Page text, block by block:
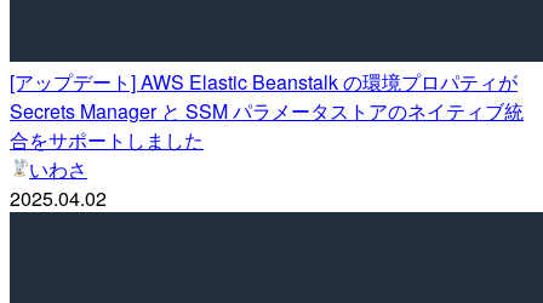
[アップデート] AWS Elastic Beanstalk の環境プロパティが
Secrets Manager と SSM パラメータストアのネイティブ統
合をサポートしました
いわさ
2025.04.02